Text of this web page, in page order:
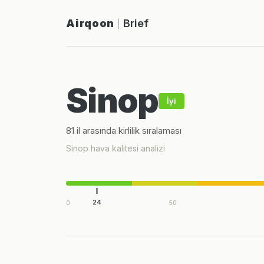
Airqoon Brief
Sinop İyi
81 il arasında kirlilik sıralaması
Sinop hava kalitesi analizi
24
0 50